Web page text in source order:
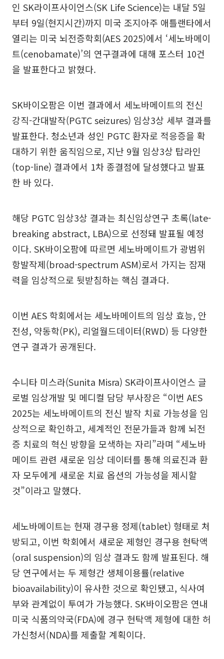
인 SK라이프사이언스(SK Life Science)는 내달 5일
부터 9일(현지시간)까지 미국 조지아주 애틀랜타에서
열리는 미국 뇌전증학회(AES 2025)에서 ‘세노바메이
트(cenobamate)’의 연구결과에 대해 포스터 10건
을 발표한다고 밝혔다.
SK바이오팜은 이번 결과에서 세노바메이트의 전신
강직-간대발작(PGTC seizures) 임상3상 세부 결과를
발표한다. 청소년과 성인 PGTC 환자로 적응증을 확
대하기 위한 움직임으로, 지난 9월 임상3상 탑라인
(top-line) 결과에서 1차 종결점에 달성했다고 발표
한 바 있다.
해당 PGTC 임상3상 결과는 최신임상연구 초록(late-
breaking abstract, LBA)으로 선정돼 발표될 예정
이다. SK바이오팜에 따르면 세노바메이트가 광범위
항발작제(broad-spectrum ASM)로서 가지는 잠재
력을 임상적으로 뒷받침하는 핵심 결과다.
이번 AES 학회에서는 세노바메이트의 임상 효능, 안
전성, 약동학(PK), 리얼월드데이터(RWD) 등 다양한
연구 결과가 공개된다.
수니타 미스라(Sunita Misra) SK라이프사이언스 글
로벌 임상개발 및 메디컬 담당 부사장은 “이번 AES
2025는 세노바메이트의 전신 발작 치료 가능성을 임
상적으로 확인하고, 세계적인 전문가들과 함께 뇌전
증 치료의 혁신 방향을 모색하는 자리”라며 “세노바
메이트 관련 새로운 임상 데이터를 통해 의료진과 환
자 모두에게 새로운 치료 옵션의 가능성을 제시할
것”이라고 말했다.
세노바메이트는 현재 경구용 정제(tablet) 형태로 처
방되고, 이번 학회에서 새로운 제형인 경구용 현탁액
(oral suspension)의 임상 결과도 함께 발표된다. 해
당 연구에서는 두 제형간 생체이용률(relative
bioavailability)이 유사한 것으로 확인됐고, 식사여
부와 관계없이 투여가 가능했다. SK바이오팜은 연내
미국 식품의약국(FDA)에 경구 현탁액 제형에 대한 허
가신청서(NDA)를 제출할 계획이다.